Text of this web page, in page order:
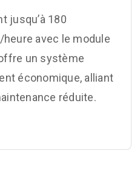
jusqu’à 180
avec le module
un système
économique, alliant
réduite.